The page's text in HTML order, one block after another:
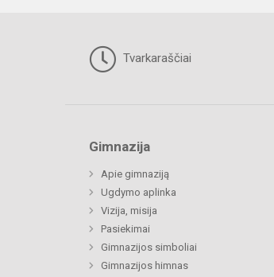
Tvarkaraščiai
Gimnazija
Apie gimnaziją
Ugdymo aplinka
Vizija, misija
Pasiekimai
Gimnazijos simboliai
Gimnazijos himnas